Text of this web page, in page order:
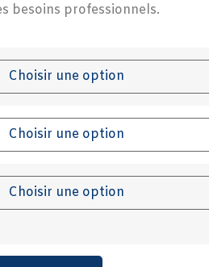
besoins professionnels.